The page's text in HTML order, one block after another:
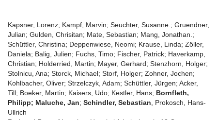
Kapsner, Lorenz; Kampf, Marvin; Seuchter, Susanne.; Gruendner,
Julian; Gulden, Chrisitan; Mate, Sebastian; Mang, Jonathan.;
Schüttler, Christina; Deppenwiese, Neomi; Krause, Linda; Zöller,
Daniela; Balig, Julien; Fuchs, Timo; Fischer, Patrick; Haverkamp,
Christian; Holderried, Martin; Mayer, Gerhard; Stenzhorn, Holger;
Stolnicu, Ana; Storck, Michael; Storf, Holger; Zohner, Jochen;
Kohlbacher, Oliver; Strzelczyk, Adam; Schüttler, Jürgen; Acker,
Till; Boeker, Martin; Kaisers, Udo; Kestler, Hans; Bornfleth,
Philipp; Maluche, Jan; Schindler, Sebastian , Prokosch, Hans-
Ullrich